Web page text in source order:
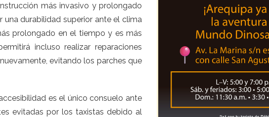
más invasivo y prolongado
durabilidad superior ante el clima
prolongado en el tiempo y es más
incluso realizar reparaciones
evitando los parches que
es el único consuelo ante
evitadas por los taxistas debido al